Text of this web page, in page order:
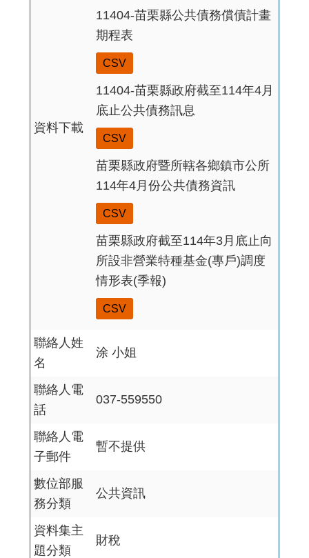
資料下載
11404-苗栗縣公共債務償債計畫
期程表
CSV
11404-苗栗縣政府截至114年4月
底止公共債務訊息
CSV
苗栗縣政府暨所轄各鄉鎮市公所
114年4月份公共債務資訊
CSV
苗栗縣政府截至114年3月底止向
所設非營業特種基金(專戶)調度
情形表(季報)
CSV
聯絡人姓
名
涂 小姐
聯絡人電
話
037-559550
聯絡人電
子郵件
暫不提供
數位部服
務分類
公共資訊
資料集主
題分類
財稅